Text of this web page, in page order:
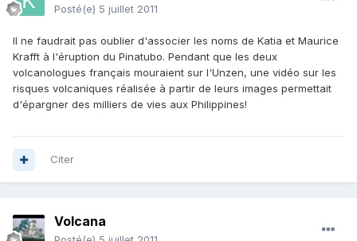
Posté(e) 5 juillet 2011
Il ne faudrait pas oublier d'associer les noms de Katia et Maurice
Krafft à l'éruption du Pinatubo. Pendant que les deux
volcanologues français mouraient sur l'Unzen, une vidéo sur les
risques volcaniques réalisée à partir de leurs images permettait
d'épargner des milliers de vies aux Philippines!
Citer
Volcana